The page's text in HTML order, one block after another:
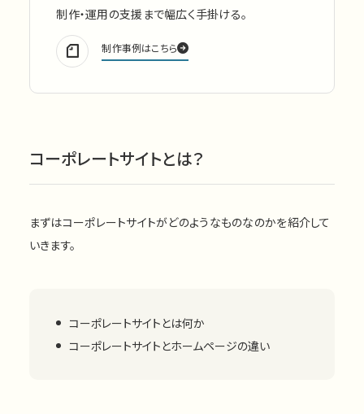
制作・運用の支援まで幅広く手掛ける。
制作事例はこちら
コーポレートサイトとは？
まずはコーポレートサイトがどのようなものなのかを紹介して
いきます。
コーポレートサイトとは何か
コーポレートサイトとホームページの違い